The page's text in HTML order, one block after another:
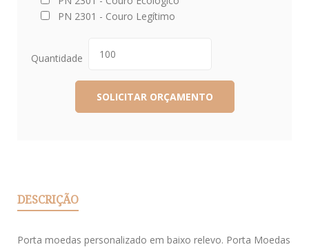
PN 2301 - Couro Legítimo
Quantidade
DESCRIÇÃO
Porta moedas personalizado em baixo relevo. Porta Moedas